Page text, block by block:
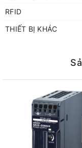
RFID
THIẾT BỊ KHÁC